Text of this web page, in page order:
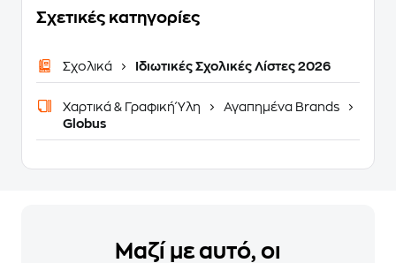
Σχετικές κατηγορίες
Σχολικά Ιδιωτικές Σχολικές Λίστες 2026
Χαρτικά & Γραφική Ύλη
Αγαπημένα Brands
Globus
Μαζί με αυτό, οι